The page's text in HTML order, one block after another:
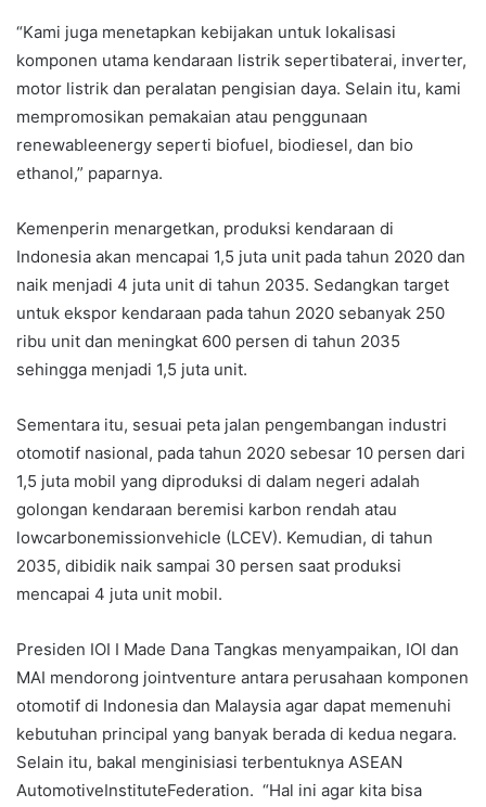
“Kami juga menetapkan kebijakan untuk lokalisasi
komponen utama kendaraan listrik sepertibaterai, inverter,
motor listrik dan peralatan pengisian daya. Selain itu, kami
mempromosikan pemakaian atau penggunaan
renewableenergy seperti biofuel, biodiesel, dan bio
ethanol,” paparnya.
Kemenperin menargetkan, produksi kendaraan di
Indonesia akan mencapai 1,5 juta unit pada tahun 2020 dan
naik menjadi 4 juta unit di tahun 2035. Sedangkan target
untuk ekspor kendaraan pada tahun 2020 sebanyak 250
ribu unit dan meningkat 600 persen di tahun 2035
sehingga menjadi 1,5 juta unit.
Sementara itu, sesuai peta jalan pengembangan industri
otomotif nasional, pada tahun 2020 sebesar 10 persen dari
1,5 juta mobil yang diproduksi di dalam negeri adalah
golongan kendaraan beremisi karbon rendah atau
lowcarbonemissionvehicle (LCEV). Kemudian, di tahun
2035, dibidik naik sampai 30 persen saat produksi
mencapai 4 juta unit mobil.
Presiden IOI I Made Dana Tangkas menyampaikan, IOI dan
MAI mendorong jointventure antara perusahaan komponen
otomotif di Indonesia dan Malaysia agar dapat memenuhi
kebutuhan principal yang banyak berada di kedua negara.
Selain itu, bakal menginisiasi terbentuknya ASEAN
AutomotiveInstituteFederation. “Hal ini agar kita bisa